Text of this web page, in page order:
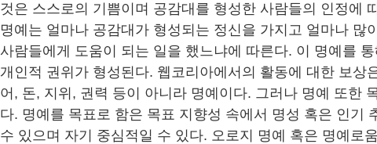
것은 스스로의 기쁨이며 공감대를 형성한 사람들의 인정에
명예는 얼마나 공감대가 형성되는 정신을 가지고 얼마나 많
사람들에게 도움이 되는 일을 했느냐에 따른다. 이 명예를
개인적 권위가 형성된다. 웹코리아에서의 활동에 대한 보상
어, 돈, 지위, 권력 등이 아니라 명예이다. 그러나 명예 또한
다. 명예를 목표로 함은 목표 지향성 속에서 명성 혹은 인기
수 있으며 자기 중심적일 수 있다. 오로지 명예 혹은 명예로